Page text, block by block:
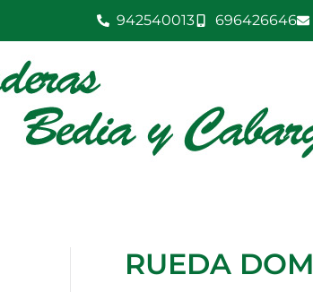
942540013 696426646
RUEDA